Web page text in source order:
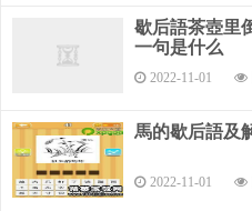
歇后語茶壺里
一句是什么
2022-11-01
馬的歇后語及
2022-11-01